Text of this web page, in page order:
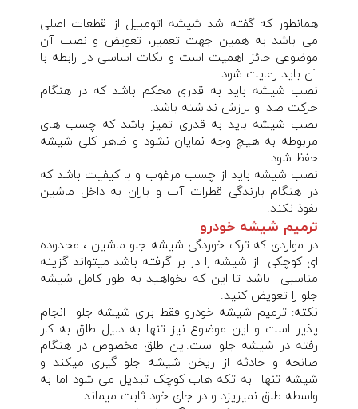
همانطور که گفته شد شیشه اتومبیل از قطعات اصلی
می باشد به همین جهت تعمیر، تعویض و نصب آن
موضوعی حائز اهمیت است و نکات اساسی در رابطه با
آن باید رعایت شود.
نصب شیشه باید به قدری محکم باشد که در هنگام
حرکت صدا و لرزش نداشته باشد.
نصب شیشه باید به قدری تمیز باشد که چسب های
مربوطه به هیچ وجه نمایان نشود و ظاهر کلی شیشه
حفظ شود.
نصب شیشه باید از چسب مرغوب و با کیفیت باشد که
در هنگام بارندگی قطرات آب و باران به داخل ماشین
نفوذ نکند.
ترمیم شیشه خودرو
در مواردی که ترک خوردگی شیشه جلو ماشین ، محدوده
ای کوچکی از شیشه را در بر گرفته باشد میتواند گزینه
مناسبی باشد تا این که بخواهید به طور کامل شیشه
جلو را تعویض کنید.
نکته: ترمیم شیشه خودرو فقط برای شیشه جلو انجام
پذیر است و این موضوع نیز تنها به دلیل طلق به کار
رفته در شیشه جلو است.این طلق مخصوص در هنگام
صانحه و حادثه از ریخن شیشه جلو گیری میکند و
شیشه تنها به تکه هاب کوچک تبدیل می شود اما به
واسطه طلق نمیریزد و در جای خود ثابت میماند.